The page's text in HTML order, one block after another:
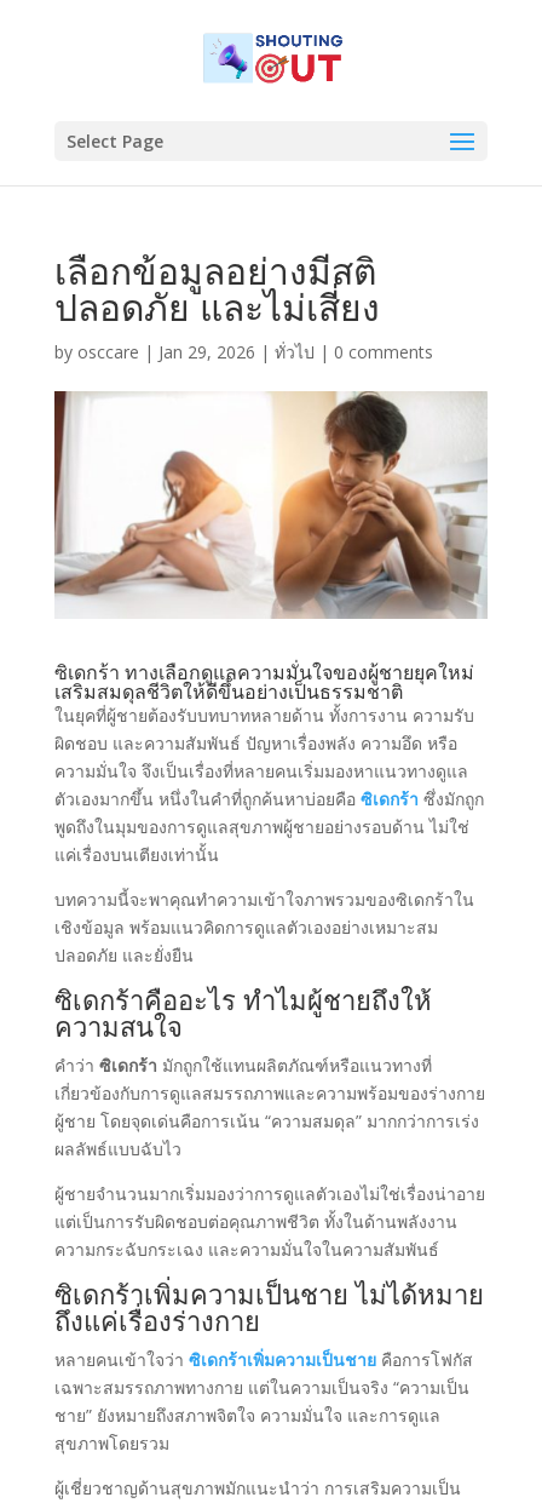
Select Page
เลือกข้อมูลอย่างมีสติ
ปลอดภัย และไม่เสี่ยง
by osccare | Jan 29, 2026 | ทั่วไป | 0 comments
ซิเดกร้า ทางเลือกดูแลความมั่นใจของผู้ชายยุคใหม่
เสริมสมดุลชีวิตให้ดีขึ้นอย่างเป็นธรรมชาติ
ในยุคที่ผู้ชายต้องรับบทบาทหลายด้าน ทั้งการงาน ความรับ
ผิดชอบ และความสัมพันธ์ ปัญหาเรื่องพลัง ความอึด หรือ
ความมั่นใจ จึงเป็นเรื่องที่หลายคนเริ่มมองหาแนวทางดูแล
ตัวเองมากขึ้น หนึ่งในคำที่ถูกค้นหาบ่อยคือ ซิเดกร้า ซึ่งมักถูก
พูดถึงในมุมของการดูแลสุขภาพผู้ชายอย่างรอบด้าน ไม่ใช่
แค่เรื่องบนเตียงเท่านั้น
บทความนี้จะพาคุณทำความเข้าใจภาพรวมของซิเดกร้าใน
เชิงข้อมูล พร้อมแนวคิดการดูแลตัวเองอย่างเหมาะสม
ปลอดภัย และยั่งยืน
ซิเดกร้าคืออะไร ทำไมผู้ชายถึงให้
ความสนใจ
คำว่า ซิเดกร้า มักถูกใช้แทนผลิตภัณฑ์หรือแนวทางที่
เกี่ยวข้องกับการดูแลสมรรถภาพและความพร้อมของร่างกาย
ผู้ชาย โดยจุดเด่นคือการเน้น “ความสมดุล” มากกว่าการเร่ง
ผลลัพธ์แบบฉับไว
ผู้ชายจำนวนมากเริ่มมองว่าการดูแลตัวเองไม่ใช่เรื่องน่าอาย
แต่เป็นการรับผิดชอบต่อคุณภาพชีวิต ทั้งในด้านพลังงาน
ความกระฉับกระเฉง และความมั่นใจในความสัมพันธ์
ซิเดกร้าเพิ่มความเป็นชาย ไม่ได้หมาย
ถึงแค่เรื่องร่างกาย
หลายคนเข้าใจว่า ซิเดกร้าเพิ่มความเป็นชายคือการโฟกัส
เฉพาะสมรรถภาพทางกาย แต่ในความเป็นจริง “ความเป็น
ชาย” ยังหมายถึงสภาพจิตใจ ความมั่นใจ และการดูแล
สุขภาพโดยรวม
ผู้เชี่ยวชาญด้านสุขภาพมักแนะนำว่า การเสริมความเป็น